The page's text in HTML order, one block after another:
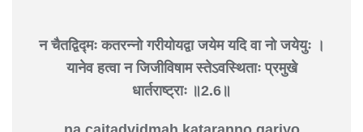
न चैतद्विद्मः कतरन्नो गरीयोयद्वा जयेम यदि वा नो जयेयुः ।
यानेव हत्वा न जिजीविषाम स्तेऽवस्थिताः प्रमुखे
धार्तराष्ट्राः ॥2.6॥